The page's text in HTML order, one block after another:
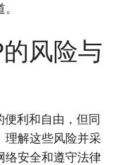
风险与
利和自由，但同
理解这些风险并采
络安全和遵守法律